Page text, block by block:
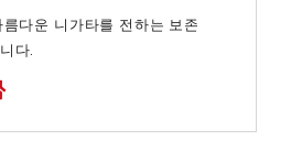
다운 니가타를 전하는 보존
다.